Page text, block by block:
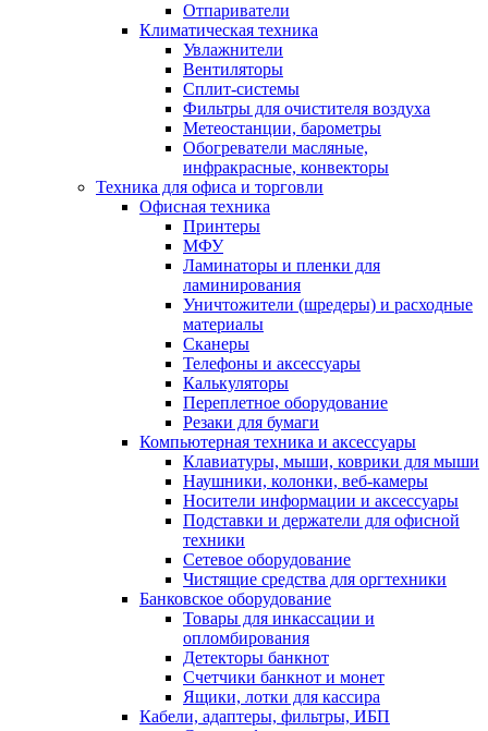
Отпариватели
Климатическая техника
Увлажнители
Вентиляторы
Сплит-системы
Фильтры для очистителя воздуха
Метеостанции, барометры
Обогреватели масляные,
инфракрасные, конвекторы
Техника для офиса и торговли
Офисная техника
Принтеры
МФУ
Ламинаторы и пленки для
ламинирования
Уничтожители (шредеры) и расходные
материалы
Сканеры
Телефоны и аксессуары
Калькуляторы
Переплетное оборудование
Резаки для бумаги
Компьютерная техника и аксессуары
Клавиатуры, мыши, коврики для мыши
Наушники, колонки, веб-камеры
Носители информации и аксессуары
Подставки и держатели для офисной
техники
Сетевое оборудование
Чистящие средства для оргтехники
Банковское оборудование
Товары для инкассации и
опломбирования
Детекторы банкнот
Счетчики банкнот и монет
Ящики, лотки для кассира
Кабели, адаптеры, фильтры, ИБП